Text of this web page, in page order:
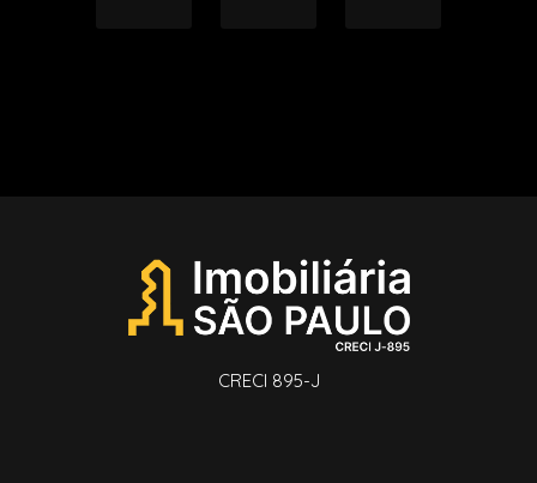
CRECI 895-J